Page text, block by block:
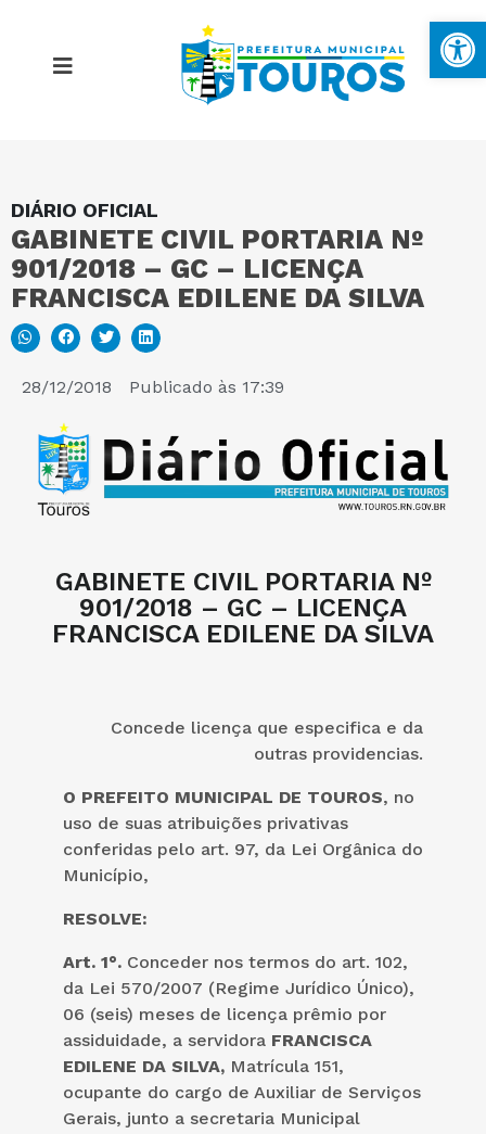
DIÁRIO OFICIAL
GABINETE CIVIL PORTARIA Nº
901/2018 – GC – LICENÇA
FRANCISCA EDILENE DA SILVA
28/12/2018 Publicado às 17:39
GABINETE CIVIL PORTARIA Nº
901/2018 – GC – LICENÇA
FRANCISCA EDILENE DA SILVA
Concede licença que especifica e da
outras providencias.
O PREFEITO MUNICIPAL DE TOUROS, no
uso de suas atribuições privativas
conferidas pelo art. 97, da Lei Orgânica do
Município,
RESOLVE:
Art. 1°. Conceder nos termos do art. 102,
da Lei 570/2007 (Regime Jurídico Único),
06 (seis) meses de licença prêmio por
assiduidade, a servidora FRANCISCA
EDILENE DA SILVA, Matrícula 151,
ocupante do cargo de Auxiliar de Serviços
Gerais, junto a secretaria Municipal
MAPA DO SITE
PORTAL DA TRANSPARÊNCIA
E-SIC
PERGUNTAS FREQUENTES